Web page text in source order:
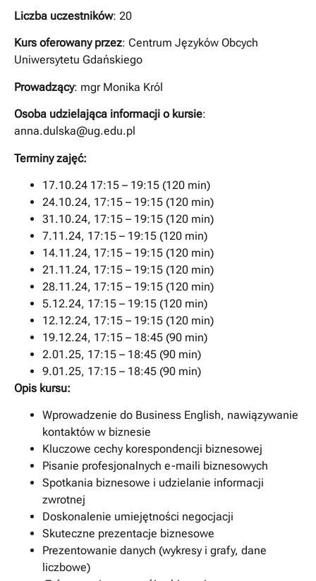
Liczba uczestników: 20
Kurs oferowany przez: Centrum Języków Obcych
Uniwersytetu Gdańskiego
Prowadzący: mgr Monika Król
Osoba udzielająca informacji o kursie:
anna.dulska@ug.edu.pl
Terminy zajęć:
17.10.24 17:15 – 19:15 (120 min)
24.10.24, 17:15 – 19:15 (120 min)
31.10.24, 17:15 – 19:15 (120 min)
7.11.24, 17:15 – 19:15 (120 min)
14.11.24, 17:15 – 19:15 (120 min)
21.11.24, 17:15 – 19:15 (120 min)
28.11.24, 17:15 – 19:15 (120 min)
5.12.24, 17:15 – 19:15 (120 min)
12.12.24, 17:15 – 19:15 (120 min)
19.12.24, 17:15 – 18:45 (90 min)
2.01.25, 17:15 – 18:45 (90 min)
9.01.25, 17:15 – 18:45 (90 min)
Opis kursu:
Wprowadzenie do Business English, nawiązywanie
kontaktów w biznesie
Kluczowe cechy korespondencji biznesowej
Pisanie profesjonalnych e-maili biznesowych
Spotkania biznesowe i udzielanie informacji
zwrotnej
Doskonalenie umiejętności negocjacji
Skuteczne prezentacje biznesowe
Prezentowanie danych (wykresy i grafy, dane
liczbowe)